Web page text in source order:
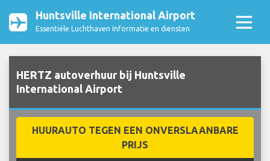
Huntsville International Airport
Essentiële Luchthaven Informatie en diensten
HERTZ autoverhuur bij Huntsville
International Airport
HUURAUTO TEGEN EEN ONVERSLAANBARE
PRIJS